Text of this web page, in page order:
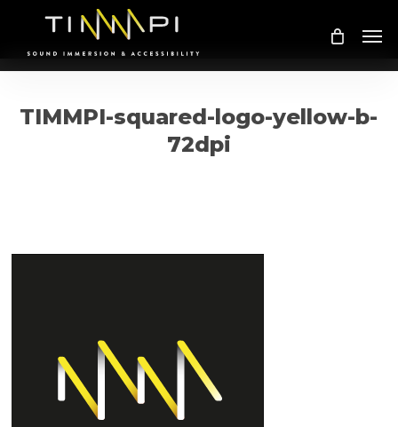
main
content
TIMMPI-squared-logo-yellow-b-
72dpi